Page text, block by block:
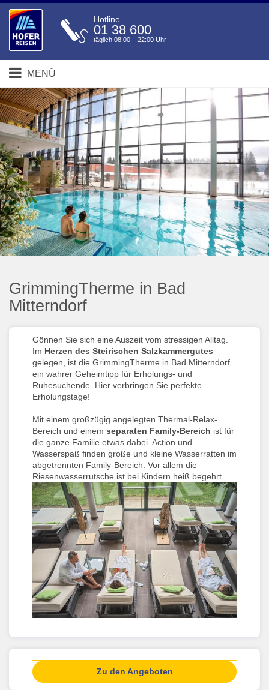
Hotline
01 38 600
täglich 08:00 – 22:00 Uhr
MENÜ
GrimmingTherme in Bad
Mitterndorf
Gönnen Sie sich eine Auszeit vom stressigen Alltag.
Im Herzen des Steirischen Salzkammergutes
gelegen, ist die GrimmingTherme in Bad Mitterndorf
ein wahrer Geheimtipp für Erholungs- und
Ruhesuchende. Hier verbringen Sie perfekte
Erholungstage!
Mit einem großzügig angelegten Thermal-Relax-
Bereich und einem separaten Family-Bereich ist für
die ganze Familie etwas dabei. Action und
Wasserspaß finden große und kleine Wasserratten im
abgetrennten Family-Bereich. Vor allem die
Riesenwasserrutsche ist bei Kindern heiß begehrt.
Zu den Angeboten